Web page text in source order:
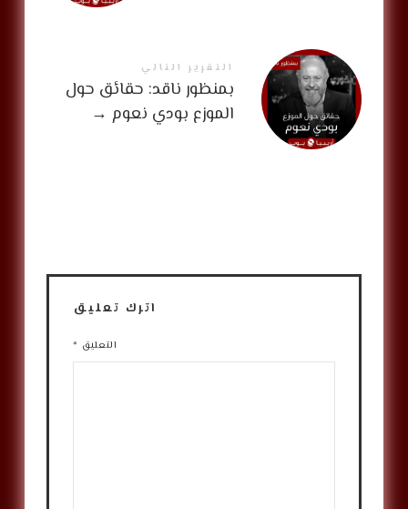
التقرير التالي
بمنظور ناقد: حقائق حول
الموزع بودي نعوم →
اترك تعليق
التعليق *